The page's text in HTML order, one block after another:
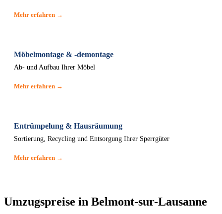
Mehr erfahren →
Möbelmontage & -demontage
Ab- und Aufbau Ihrer Möbel
Mehr erfahren →
Entrümpelung & Hausräumung
Sortierung, Recycling und Entsorgung Ihrer Sperrgüter
Mehr erfahren →
Umzugspreise in Belmont-sur-Lausanne